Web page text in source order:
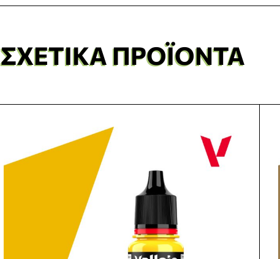
ΣΧΕΤΙΚΆ ΠΡΟΪΌΝΤΑ